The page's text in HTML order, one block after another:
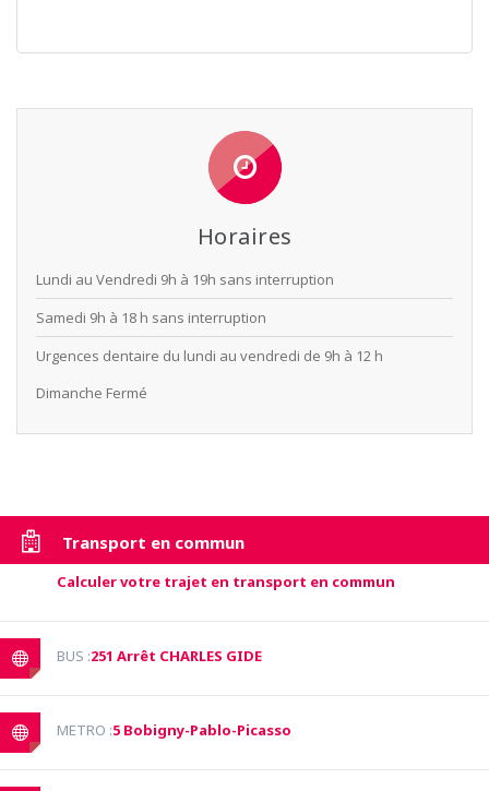
Horaires
Lundi au Vendredi 9h à 19h sans interruption
Samedi 9h à 18 h sans interruption
Urgences dentaire du lundi au vendredi de 9h à 12 h
Dimanche Fermé
Transport en commun
Calculer votre trajet en transport en commun
BUS :251 Arrêt CHARLES GIDE
METRO :5 Bobigny-Pablo-Picasso